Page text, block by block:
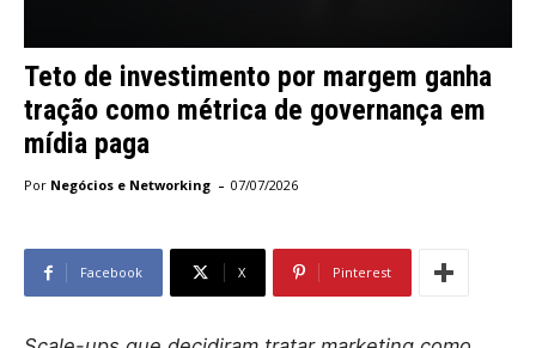
Teto de investimento por margem ganha
tração como métrica de governança em
mídia paga
Por Negócios e Networking - 07/07/2026
Facebook X Pinterest